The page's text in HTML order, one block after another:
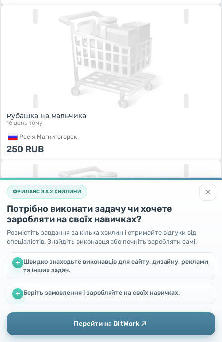
Рубашка на мальчика
16 день тому
Росiя,Магнитогорск
250 RUB
Утеплённые лосины / ритузы
Росiя,Санкт-Петербург
×
ФРИЛАНС ЗА 2 ХВИЛИНИ
Потрібно виконати задачу чи хочете
заробляти на своїх навичках?
Розмістіть завдання за кілька хвилин і отримайте відгуки від
спеціалістів. Знайдіть виконавця або почніть заробляти самі.
+ Швидко знаходьте виконавців для сайту, дизайну, реклами
та інших задач.
+ Беріть замовлення і заробляйте на своїх навичках.
Перейти на DitWork
Ми використовуємо файли cookie, щоб покращити роботу та
Додати Головна Повідомлення Профіль